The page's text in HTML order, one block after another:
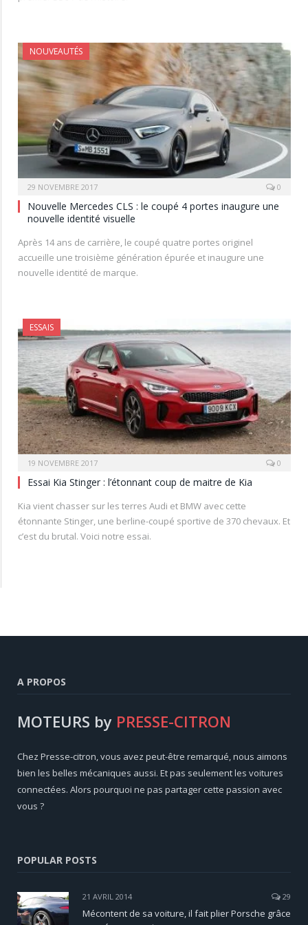
NOUVEAUTÉS
29 NOVEMBRE 2017 0
Nouvelle Mercedes CLS : le coupé 4 portes inaugure une
nouvelle identité visuelle
Après 14 ans de carrière, le coupé quatre portes originel
accueille une troisième génération épurée et inaugure une
nouvelle identité de marque.
ESSAIS
19 NOVEMBRE 2017 0
Essai Kia Stinger : l’étonnant coup de maitre de Kia
Kia vient chasser sur les terres Audi et BMW avec cette
étonnante Stinger, une berline-coupé sportive de 370 chevaux. Et
c’est du brutal. Voici notre essai.
A PROPOS
MOTEURS by PRESSE-CITRON
Chez Presse-citron, vous avez peut-être remarqué, nous aimons
bien les belles mécaniques aussi. Et pas seulement les voitures
connectées. Alors pourquoi ne pas partager cette passion avec
vous ?
POPULAR POSTS
21 AVRIL 2014 29
Mécontent de sa voiture, il fait plier Porsche grâce